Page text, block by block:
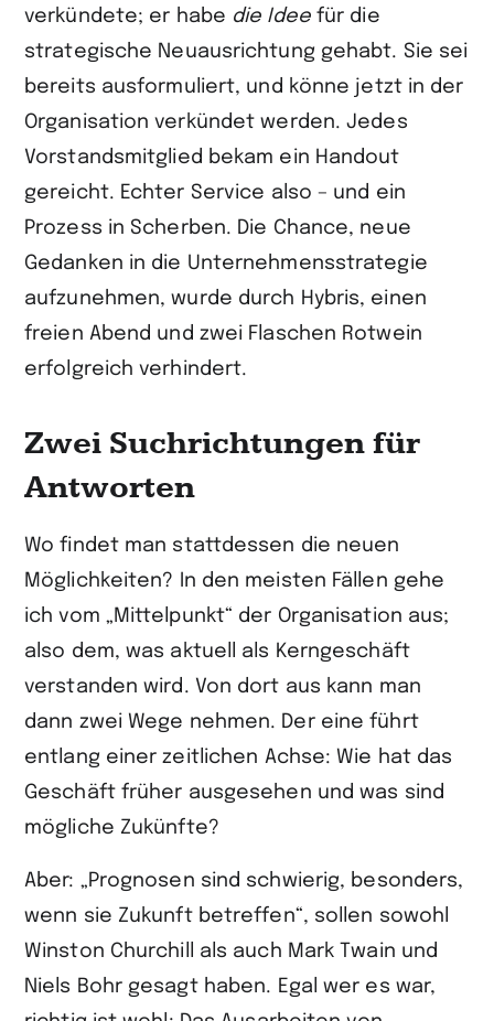
verkündete; er habe die Ideefür die
strategische Neuausrichtung gehabt. Sie sei
bereits ausformuliert, und könne jetzt in der
Organisation verkündet werden. Jedes
Vorstandsmitglied bekam ein Handout
gereicht. Echter Service also – und ein
Prozess in Scherben. Die Chance, neue
Gedanken in die Unternehmensstrategie
aufzunehmen, wurde durch Hybris, einen
freien Abend und zwei Flaschen Rotwein
erfolgreich verhindert.
Zwei Suchrichtungen für
Antworten
Wo findet man stattdessen die neuen
Möglichkeiten? In den meisten Fällen gehe
ich vom „Mittelpunkt“ der Organisation aus;
also dem, was aktuell als Kerngeschäft
verstanden wird. Von dort aus kann man
dann zwei Wege nehmen. Der eine führt
entlang einer zeitlichen Achse: Wie hat das
Geschäft früher ausgesehen und was sind
mögliche Zukünfte?
Aber: „Prognosen sind schwierig, besonders,
wenn sie Zukunft betreffen“, sollen sowohl
Winston Churchill als auch Mark Twain und
Niels Bohr gesagt haben. Egal wer es war,